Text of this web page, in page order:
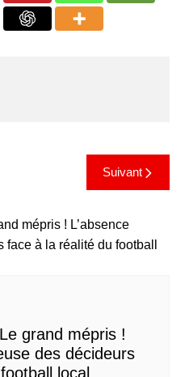
Suivant
grand mépris !
des décideurs
local